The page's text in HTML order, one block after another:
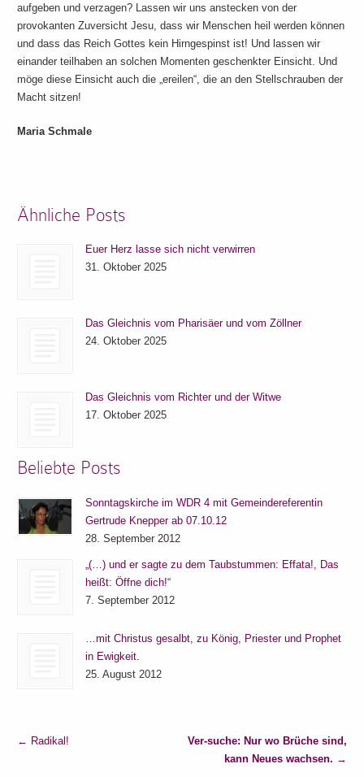
aufgeben und verzagen? Lassen wir uns anstecken von der
provokanten Zuversicht Jesu, dass wir Menschen heil werden können
und dass das Reich Gottes kein Hirngespinst ist! Und lassen wir
einander teilhaben an solchen Momenten geschenkter Einsicht. Und
möge diese Einsicht auch die „ereilen“, die an den Stellschrauben der
Macht sitzen!
Maria Schmale
Ähnliche Posts
Euer Herz lasse sich nicht verwirren
31. Oktober 2025
Das Gleichnis vom Pharisäer und vom Zöllner
24. Oktober 2025
Das Gleichnis vom Richter und der Witwe
17. Oktober 2025
Beliebte Posts
Sonntagskirche im WDR 4 mit Gemeindereferentin
Gertrude Knepper ab 07.10.12
28. September 2012
„(…) und er sagte zu dem Taubstummen: Effata!, Das
heißt: Öffne dich!“
7. September 2012
…mit Christus gesalbt, zu König, Priester und Prophet
in Ewigkeit.
25. August 2012
← Radikal!
Ver-suche: Nur wo Brüche sind,
kann Neues wachsen. →